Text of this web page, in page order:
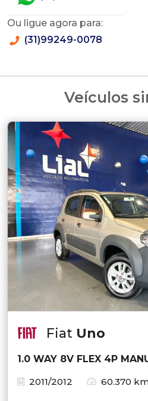
Ou ligue agora para:
(31)99249-0078
Veículos
Fiat Uno
1.0 WAY 8V FLEX 4P
2011/2012
60.370